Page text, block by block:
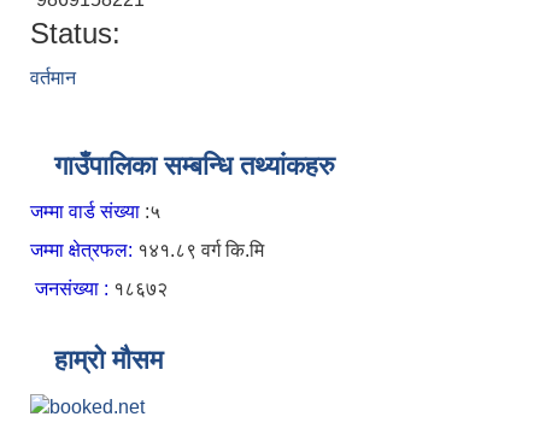
Status:
वर्तमान
गाउँपालिका सम्बन्धि तथ्यांकहरु
जम्मा वार्ड संख्या :५
जम्मा क्षेत्रफल: १४१.८९ वर्ग कि.मि
जनसंख्या : १८६७२
हाम्रो मौसम